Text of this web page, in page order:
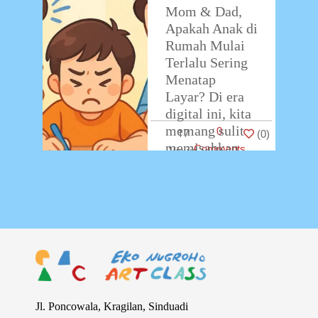
Mom & Dad,
Apakah Anak di
Rumah Mulai
Terlalu Sering
Menatap
Layar? Di era
digital ini, kita
memang sulit
memisahkan
17
0
Comments
(0)
Jl. Poncowala, Kragilan, Sinduadi